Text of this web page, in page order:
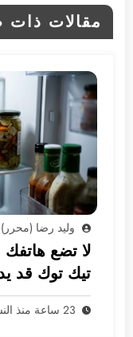
مقالات ذات
وليد رضا (محرر)
لا تضع
تيك توك قد
23 ساعة منذ النشر